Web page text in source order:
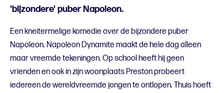
'bijzondere' puber Napoleon.
Een kneitermelige komedie over de bijzondere puber
Napoleon. Napoleon Dynamite maakt de hele dag alleen
maar vreemde tekeningen. Op school heeft hij geen
vrienden en ook in zijn woonplaats Preston probeert
iedereen de wereldvreemde jongen te ontlopen. Thuis hoeft